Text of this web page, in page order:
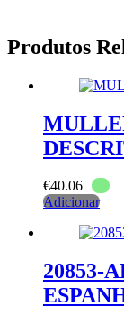
Produtos
€40.06
Adicionar
20853-